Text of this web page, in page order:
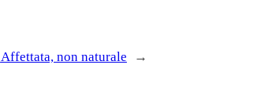
Affettata, non naturale →